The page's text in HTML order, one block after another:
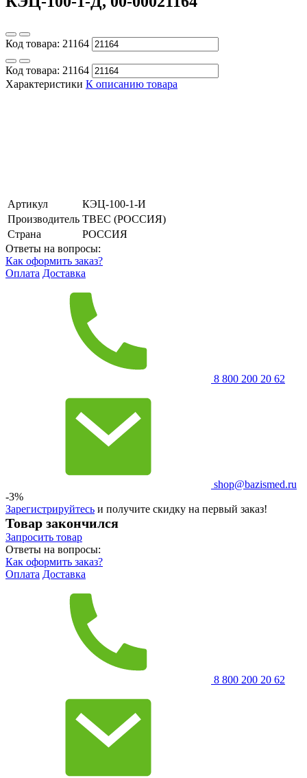
Код товара: 21164
Код товара: 21164
Характеристики К описанию товара
Артикул
КЭЦ-100-1-И
Производитель ТВЕС (РОССИЯ)
Страна
РОССИЯ
Ответы на вопросы:
Как оформить заказ?
Оплата Доставка
8 800 200 20 62
shop@bazismed.ru
-3%
Зарегистрируйтесь и получите скидку на первый заказ!
Товар закончился
Запросить товар
Ответы на вопросы:
Как оформить заказ?
Оплата Доставка
8 800 200 20 62